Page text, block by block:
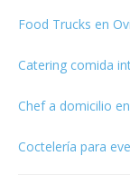
Food Trucks en
Catering comida
Chef a domicilio
Coctelería para